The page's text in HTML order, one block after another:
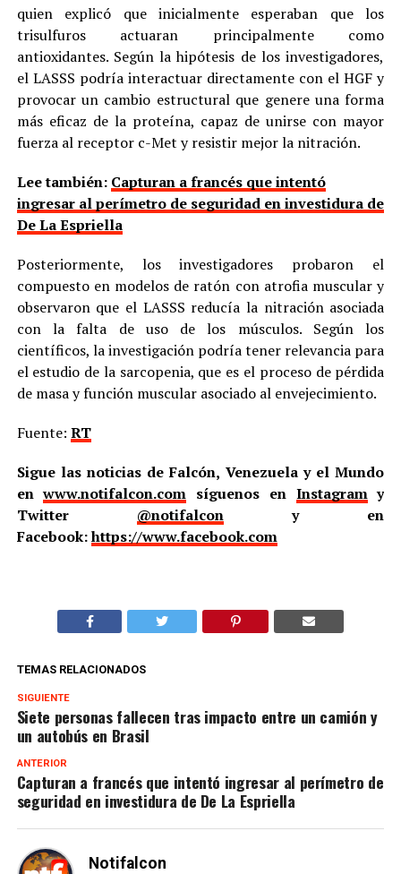
quien explicó que inicialmente esperaban que los
trisulfuros actuaran principalmente como
antioxidantes. Según la hipótesis de los investigadores,
el LASSS podría interactuar directamente con el HGF y
provocar un cambio estructural que genere una forma
más eficaz de la proteína, capaz de unirse con mayor
fuerza al receptor c-Met y resistir mejor la nitración.
Lee también: Capturan a francés que intentó
ingresar al perímetro de seguridad en investidura de
De La Espriella
Posteriormente, los investigadores probaron el
compuesto en modelos de ratón con atrofia muscular y
observaron que el LASSS reducía la nitración asociada
con la falta de uso de los músculos. Según los
científicos, la investigación podría tener relevancia para
el estudio de la sarcopenia, que es el proceso de pérdida
de masa y función muscular asociado al envejecimiento.
Fuente: RT
Sigue las noticias de Falcón, Venezuela y el Mundo
enwww.notifalcon.com síguenos en Instagramy
Twitter @notifalcony en
Facebook:https://www.facebook.com
TEMAS RELACIONADOS
SIGUIENTE
Siete personas fallecen tras impacto entre un camión y
un autobús en Brasil
ANTERIOR
Capturan a francés que intentó ingresar al perímetro de
seguridad en investidura de De La Espriella
Notifalcon